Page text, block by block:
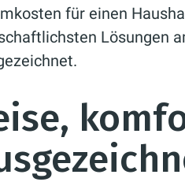
für einen
Lösungen